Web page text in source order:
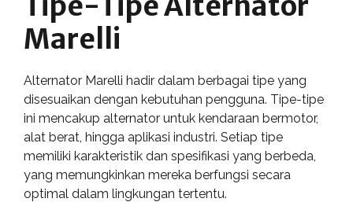
Marelli
Alternator Marelli hadir dalam berbagai tipe yang
disesuaikan dengan kebutuhan pengguna. Tipe-tipe
ini mencakup alternator untuk kendaraan bermotor,
alat berat, hingga aplikasi industri. Setiap tipe
memiliki karakteristik dan spesifikasi yang berbeda,
yang memungkinkan mereka berfungsi secara
optimal dalam lingkungan tertentu.